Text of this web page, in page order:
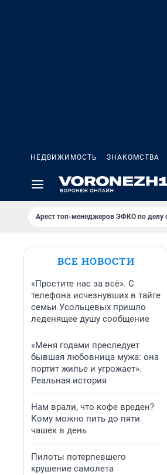
НЕДВИЖИМОСТЬ ЗНАКОМСТВА
Арест топ-менеджеров ЭФКО по делу
ВСЕ НОВОСТИ
«Простите нас за всё». С
телефона исчезнувших в тайге
семьи Усольцевых пришло
леденящее душу сообщение
«Меня годами преследует
бывшая любовница мужа: она
портит жилье и угрожает».
Реальная история
Нам врали, что кофе вреден?
Кому можно пить до пяти
чашек в день
Пилоты потерпевшего
крушение самолета